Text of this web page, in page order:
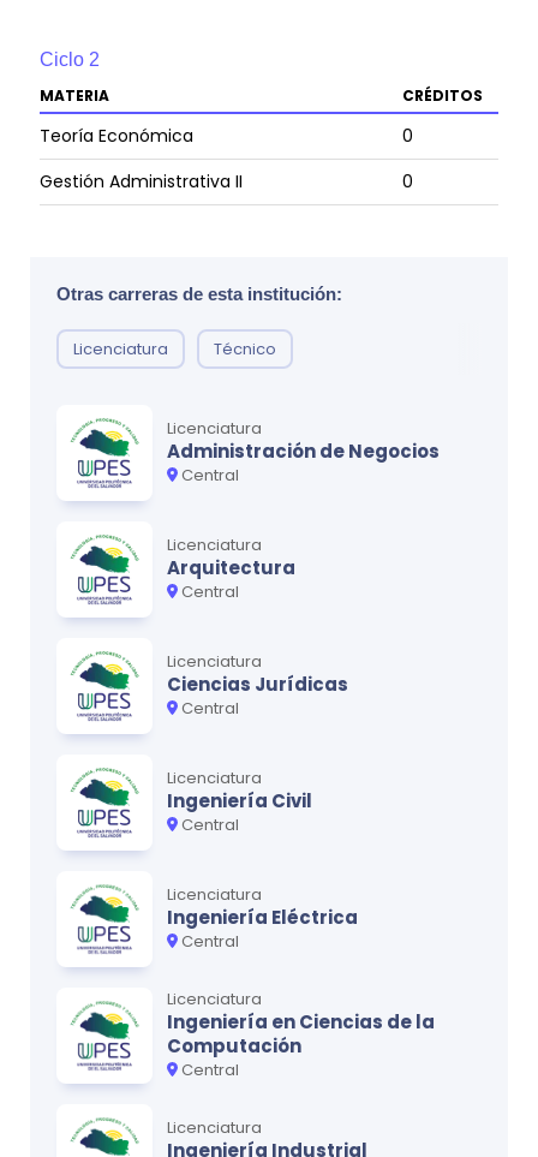
Ciclo 2
MATERIA
CRÉDITOS
Teoría Económica
0
Gestión Administrativa II
0
Ciclo3
Marketing I
0
Legislación Aplicada a la Empresa
Escritura y Oratoria para la Comunicación
Científica
Contabilidad II
Ciclo4
Métodos y Técnicas de Investigación
Gestión del Talento Humano I
Legislación Aplicada a la Propiedad
Intelectual
Contabilidad III
Ciclo5
MATERIA
Estadística Empresarial
Otras carreras de esta institución:
Licenciatura Técnico
Licenciatura
Administración de Negocios
Central
Licenciatura
Arquitectura
Central
Licenciatura
Ciencias Jurídicas
Central
Licenciatura
Ingeniería Civil
Central
Licenciatura
Ingeniería Eléctrica
Central
Licenciatura
Ingeniería en Ciencias de la
Computación
Central
Licenciatura
Ingeniería Industrial